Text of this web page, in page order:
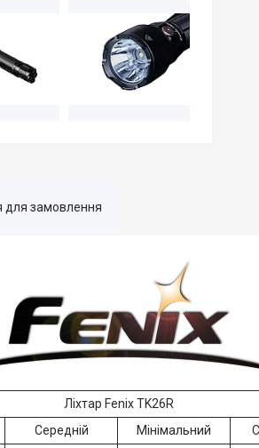
для замовлення
Ліхтар Fenix TK26R
Середній Мінімальний